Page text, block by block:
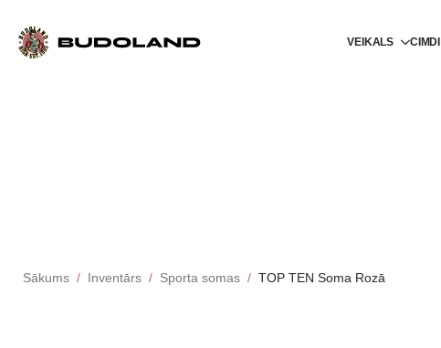
VEIKALS CIMDI
Sākums Inventārs Sporta somas TOP TEN Soma Rozā